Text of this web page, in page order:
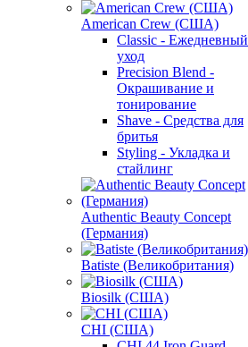
American Crew (США)
Classic - Ежедневный
уход
Precision Blend -
Окрашивание и
тонирование
Shave - Средства для
бритья
Styling - Укладка и
стайлинг
Authentic Beauty Concept
(Германия)
Batiste (Великобритания)
Biosilk (США)
CHI (США)